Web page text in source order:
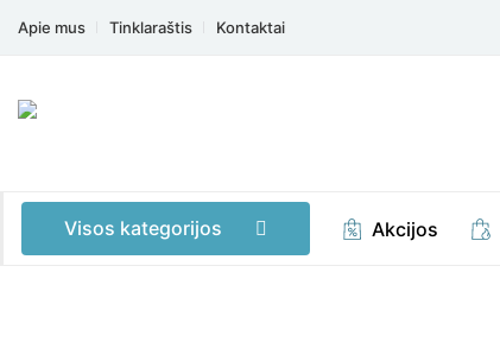
Apie mus Tinklaraštis Kontaktai
Visos kategorijos Akcijos